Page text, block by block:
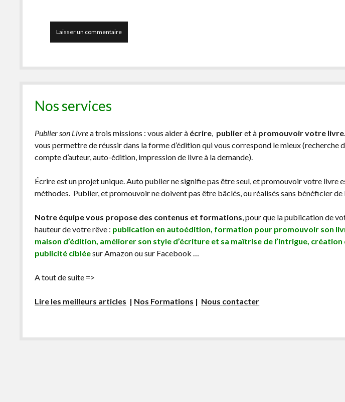
Nos services
Publier son Livrea trois missions : vous aider à écrire publieret à promouvoir votre livre
vous permettre de réussir dans la forme d’édition qui vous correspond le mieux (recherche
compte d’auteur, auto-édition, impression de livre à la demande).
Écrire est un projet unique. Auto publier ne signifie pas être seul, et promouvoir votre livre
méthodes. Publier, et promouvoir ne doivent pas être bâclés, ou réalisés sans bénéficier de
Notre équipe vous propose des contenus et formations , pour que la publication de
hauteur de votre rêve : publication en autoédition, formation pour promouvoir son
maison d’édition, améliorer son style d’écriture et sa maîtrise de l’intrigue, création
publicité cibléesur Amazon ou sur Facebook …
A tout de suite =>
Lire les meilleurs articles | Nos Formations | Nous contacter